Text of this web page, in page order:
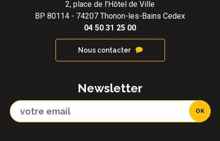
2, place de l'Hôtel de Ville
BP 80114 - 74207 Thonon-les-Bains Cedex
04 50 31 25 00
Nous contacter
Newsletter